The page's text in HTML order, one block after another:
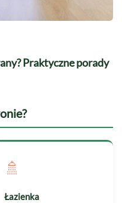
Praktyczne porady
🚿
Łazienka